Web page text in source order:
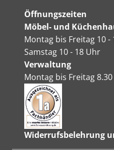
Öffnungszeiten
Möbel- und
Montag bis Freitag 10 -
Samstag 10 - 18 Uhr
Verwaltung
Montag bis Freitag
Widerrufsbelehrung